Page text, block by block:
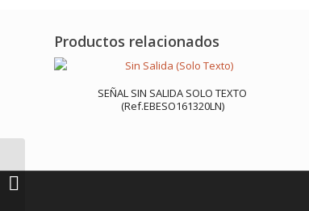
Productos relacionados
SEÑAL SIN SALIDA SOLO TEXTO
(Ref.EBESO161320LN)